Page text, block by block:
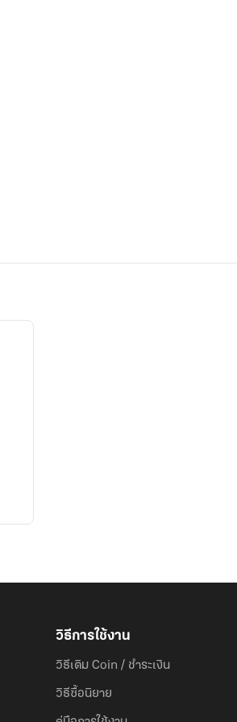
วิธีการใช้งาน
วิธีเติม Coin / ชำระเงิน
วิธีซื้อนิยาย